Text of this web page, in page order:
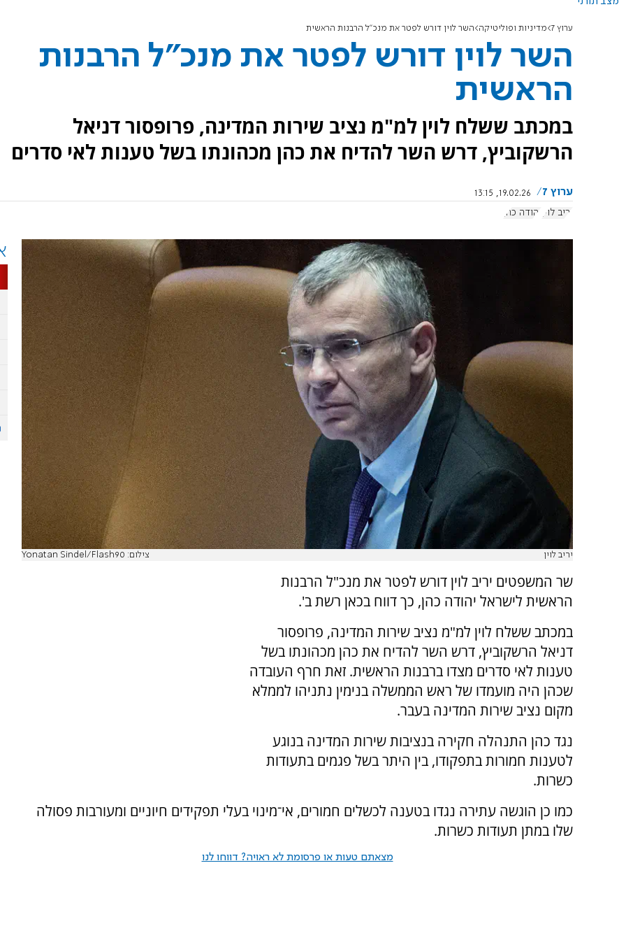
ערוץ 7 מדיניות ופוליטיקה השר לוין דורש לפטר את מנכ"ל הרבנות הראשית
השר לוין דורש לפטר את מנכ"ל הרבנות
הראשית
במכתב ששלח לוין למ"מ נציב שירות המדינה, פרופסור דניאל
הרשקוביץ, דרש השר להדיח את כהן מכהונתו בשל טענות לאי סדרים
ערוץ 7
19.02.26, 13:15
יריב לוין
יהודה כהן
יריב לוין צילום: Yonatan Sindel/Flash90
שר המשפטים יריב לוין דורש לפטר את מנכ"ל הרבנות
הראשית לישראל יהודה כהן, כך דווח בכאן רשת ב'.
במכתב ששלח לוין למ"מ נציב שירות המדינה, פרופסור
דניאל הרשקוביץ, דרש השר להדיח את כהן מכהונתו בשל
טענות לאי סדרים מצדו ברבנות הראשית. זאת חרף העובדה
שכהן היה מועמדו של ראש הממשלה בנימין נתניהו לממלא
מקום נציב שירות המדינה בעבר.
נגד כהן התנהלה חקירה בנציבות שירות המדינה בנוגע
לטענות חמורות בתפקודו, בין היתר בשל פגמים בתעודות
כשרות.
כמו כן הוגשה עתירה נגדו בטענה לכשלים חמורים, אי־מינוי בעלי תפקידים חיוניים ומעורבות פסולה
שלו במתן תעודות כשרות.
מצאתם טעות או פרסומת לא ראויה? דווחו לנו